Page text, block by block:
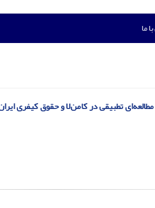
ما
تطبیقی در کامن‌لا و حقوق کیفری